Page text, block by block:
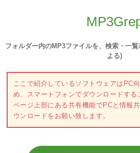
フォルダー内のMP3ファイルを、検索・一
よる)
ここで紹介しているソフトウェアはPC
め、スマートフォンでダウンロードする
ページ上部にある共有機能でPCと情報
ウンロードをお願い致します。